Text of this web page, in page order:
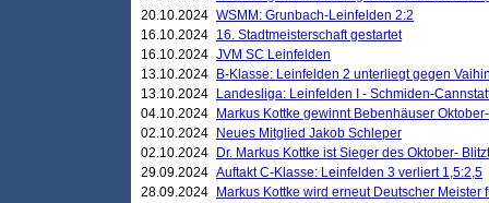
20.10.2024 WSMM: Grunbach-Leinfelden 2:2
16.10.2024 16. Stadtmeisterschaft gestartet
16.10.2024 JVM SC Leinfelden
13.10.2024
B-Klasse: Leinfelden 2 unterliegt gegen
13.10.2024
Landesliga: Leinfelden I - Schmiden-
04.10.2024
Markus Kottke gewinnt Bebenhäuser
02.10.2024
Neues Mitglied Jakob Schleper
02.10.2024
Dr. Markus Kottke ist Sieger des Oktober-
29.09.2024 Auftakt C-Klasse: Leinfelden 3 verliert 1,5:2,5
28.09.2024
Markus Kottke wird erneut Deutscher Meister